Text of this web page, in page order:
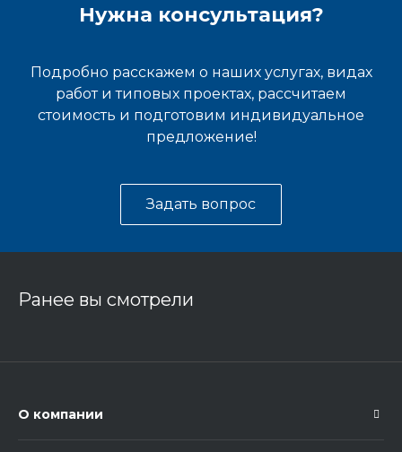
Нужна консультация?
Подробно расскажем о наших услугах, видах
работ и типовых проектах, рассчитаем
стоимость и подготовим индивидуальное
предложение!
Задать вопрос
Ранее вы смотрели
О компании